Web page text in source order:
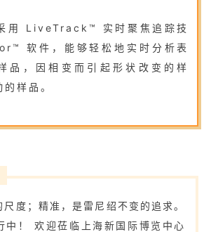
用 LiveTrack™ 实时聚焦追踪技
软件，能够轻松地实时分析表
品，因相变而引起形状改变的样
样品。
度；精准，是雷尼绍不变的追求。
中！ 欢迎莅临上海新国际博览中心